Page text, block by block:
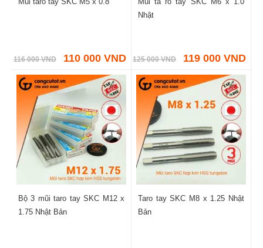
116 000 VND 110 000 VND
Nhật
125 000 VND 119 000 VND
Bộ 3 mũi taro tay SKC M12 x
1.75 Nhật Bản
Taro tay SKC M8 x 1.25 Nhật
Bản